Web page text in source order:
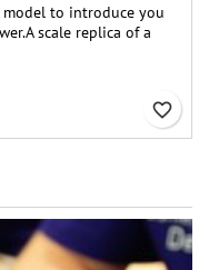
to introduce you
scale replica of a
rocket, small in size
move to higher-level kits.
favorite_border